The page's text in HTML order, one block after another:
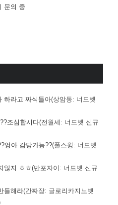
문의 중
하라고 짜식들아(상암동: 너드벳
조심합시다(전월세: 너드벳 신규
엉아 감당가능??(풀스윙: 너드벳
않지 ㅎㅎ(반포자이: 너드벳 신규
들해라(간짜장: 글로리카지노벳